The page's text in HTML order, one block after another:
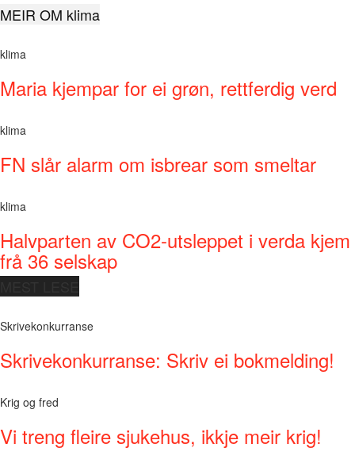
MEIR OM klima
klima
Maria kjempar for ei grøn, rettferdig verd
klima
FN slår alarm om isbrear som smeltar
klima
Halvparten av CO2-utsleppet i verda kjem
frå 36 selskap
Skrivekonkurranse
Skrivekonkurranse: Skriv ei bokmelding!
Krig og fred
Vi treng fleire sjukehus, ikkje meir krig!